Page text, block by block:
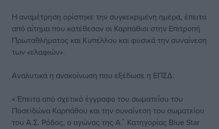
Η αναμέτρηση ορίστηκε την συγκεκριμένη ημέρα, έπειτα
από αίτημα που κατέθεσαν οι Καρπάθιοι στην Επιτροπή
Πρωταθλήματος και Κυπέλλου και φυσικά την συναίνεση
των «ελαφιών».
Αναλυτικά η ανακοίνωση που εξέδωσε η ΕΠΣΔ:
« Έπειτα από σχετικό έγγραφο του σωματείου του
Ποσειδώνα Καρπάθου και την συναίνεση του σωματείου
του Α.Σ. Ρόδος, ο αγώνας της Α΄ Κατηγορίας Blue Star